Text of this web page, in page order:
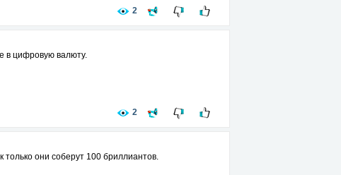
2
в цифровую валюту.
2
только они соберут 100 бриллиантов.